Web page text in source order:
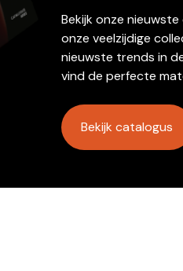
Bekijk onze
onze veelzijdige
nieuwste trends in
vind de perfecte
Bekijk catalogus